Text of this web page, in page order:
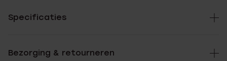
Specificaties
Bezorging & retourneren